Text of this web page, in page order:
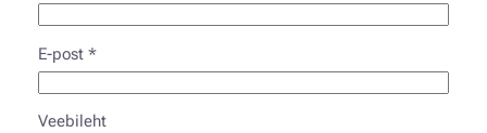
E-post *
Veebileht